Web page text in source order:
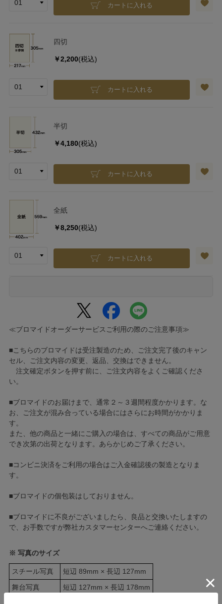
カートに入れる
四切
￥2,200(税込)
カートに入れる
半切
￥4,180(税込)
カートに入れる
全紙
￥8,250(税込)
カートに入れる
≪ブロマイドオーダーサービスご利用の際のご注意事項≫
■こちらのブロマイドは受注製造のため、ご注文完了後のキャン
セル、ご注文内容の変更、返品、交換はできません。
注文確定ボタンを押す前に、ご注文内容をよくご確認くださ
い。
■ブロマイドのお届けまで、通常２～３週間程度かかります。な
お、ご注文が混み合っている場合にはさらにお時間がかかりま
す。
また、他の商品と一緒にご購入の場合は、すべての商品がご用意
でき次第の出荷となります。あらかじめご了承ください。
■コンビニ決済をご利用の場合はご入金確認後の製造となりま
す。
■ブロマイドの個包装はしておりません。
■ブロマイドに不良がございましたら、良品と交換いたしますの
で、お手数ですが弊社カスタマーセンターへご連絡ください。
※ 写真のサイズ
スチール写真
短辺 89mm × 長辺 127mm
舞台写真
短辺 127mm × 長辺 178mm